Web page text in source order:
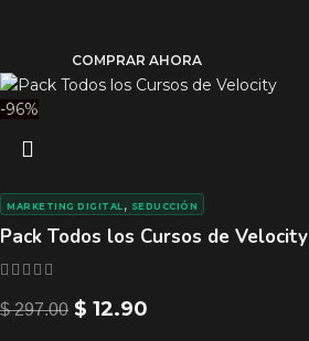
COMPRAR AHORA
-96%
Pack Todos los Cursos de Velocity
MARKETING DIGITAL , SEDUCCIÓN
$297.00 $ 12.90